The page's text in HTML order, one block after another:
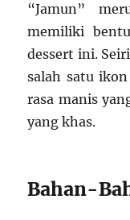
“Jamun”
memiliki
dessert ini.
salah satu
rasa manis
yang khas.
Bahan-